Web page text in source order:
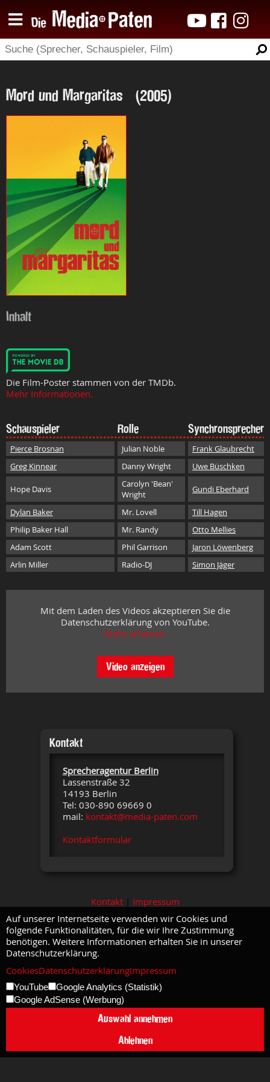
Mord und Margaritas (2005)
Inhalt
Die Film-Poster stammen von der TMDb.
Mehr Informationen.
Schauspieler Rolle Synchronsprecher
Pierce Brosnan Julian Noble
Frank Glaubrecht
Greg Kinnear
Danny Wright Uwe Büschken
Hope Davis
Carolyn 'Bean'
Wright
Gundi Eberhard
Dylan Baker Mr. Lovell
Till Hagen
Philip Baker Hall
Mr. Randy
Otto Mellies
Adam Scott
Phil Garrison
Jaron Löwenberg
Arlin Miller
Radio-DJ Simon Jäger
Mit dem Laden des Videos akzeptieren Sie die
Datenschutzerklärung von YouTube.
Mehr erfahren
Video anzeigen
Kontakt
Sprecheragentur Berlin
Lassenstraße 32
14193 Berlin
Tel: 030-890 69669 0
mail: kontakt@media-paten.com
Kontaktformular
Kontakt| Impressum
Auf unserer Internetseite verwenden wir Cookies und
folgende Funktionalitäten, für die wir Ihre Zustimmung
benötigen. Weitere Informationen erhalten Sie in unserer
Datenschutzerklärung.
CookiesDatenschutzerklärungImpressum
YouTube
Google Analytics (Statistik)
Google AdSense (Werbung)
Auswahl annehmen
Ablehnen